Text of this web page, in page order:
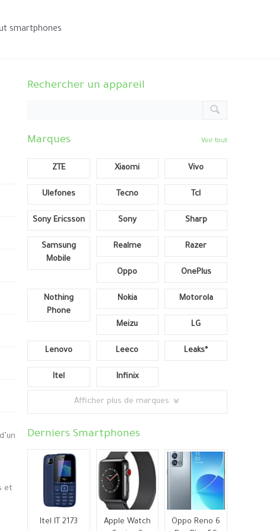
smartphones
et
Rechercher un appareil
Marques Voir tout
ZTE Xiaomi Vivo
Ulefones Tecno Tcl
Sony Ericsson Sony Sharp
Samsung
Mobile
Realme Razer
Oppo OnePlus
Nothing
Phone
Nokia Motorola
Meizu LG
Lenovo Leeco Leaks*
Itel Infinix
Afficher plus de marques
Derniers Smartphones
Itel IT 2173
Apple Watch
Oppo Reno 6